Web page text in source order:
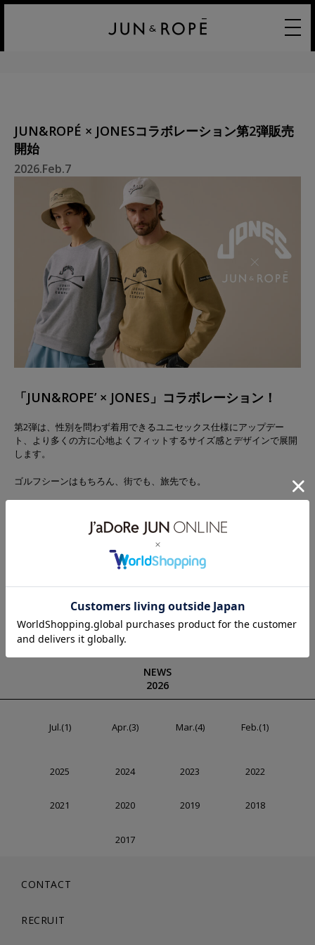
JUN&ROPÉ × JONESコラボレーション第2弾販売
開始
2026.Feb.7
「JUN&ROPE’ × JONES」コラボレーション！
第2弾は、性別を問わず着用できるユニセックス仕様にアップデー
ト、より多くの方に心地よくフィットするサイズ感とデザインで展開
します。
ゴルフシーンはもちろん、街でも、旅先でも。
合した、タイムレスで自由なコレクションをお楽しみください！
詳細はこちらから！
NEWS
2026
Jul.(1) Apr.(3) Mar.(4) Feb.(1)
2025 2024 2023 2022
2021 2020 2019 2018
2017
CONTACT
RECRUIT